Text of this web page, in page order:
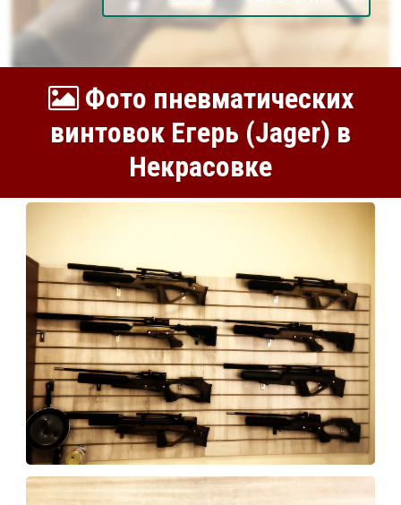
Фото пневматических
винтовок Егерь (Jager) в
Некрасовке